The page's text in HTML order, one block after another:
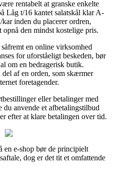
rentabelt at granske enkelte
Låg t/16 kantet salatskål klar A-
inden du placerer ordren,
opnå den mindst kostelige pris.
en online virksomhed
for uforståeligt beskeden, bør
om en bedragerisk butik.
af en orden, som skærmer
foretagender.
eller betalinger med
anvende et afbetalingstilbud
efter at klare betalingen over tid.
en e-shop bør de principielt
dog er det tit et omfattende